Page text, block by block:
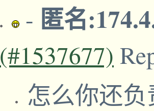
- 匿名
(#1537677)
怎么你还